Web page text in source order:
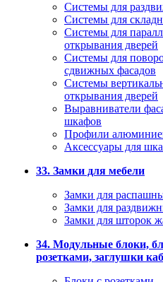
Системы для
Системы для
Системы для
открывания дверей
Системы для
сдвижных фасадов
Системы
открывания дверей
Выравниватели
шкафов
Профили
Аксессуары для
33. Замки для мебели
Замки для
Замки для
Замки для шторок
34. Модульные блоки,
розетками, заглушки